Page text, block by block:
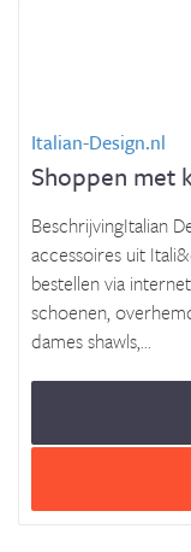
Italian-Design.nl
Shoppen met
BeschrijvingItalian
accessoires uit
bestellen via
schoenen,
dames shawls,...